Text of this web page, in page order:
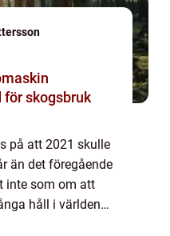
skogsbruk
på att 2021 skulle
än det föregående
inte som om att
håll i världen